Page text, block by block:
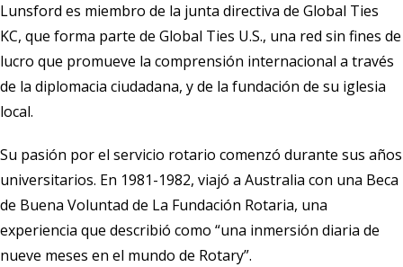
Lunsford es miembro de la junta directiva de Global Ties
KC, que forma parte de Global Ties U.S., una red sin fines de
lucro que promueve la comprensión internacional a través
de la diplomacia ciudadana, y de la fundación de su iglesia
local.
Su pasión por el servicio rotario comenzó durante sus años
universitarios. En 1981-1982, viajó a Australia con una Beca
de Buena Voluntad de La Fundación Rotaria, una
experiencia que describió como “una inmersión diaria de
nueve meses en el mundo de Rotary”.